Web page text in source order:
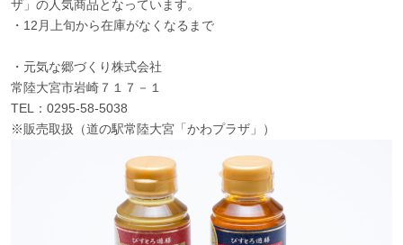
ザ」の人気商品となっています。
・12月上旬から在庫がなくなるまで
・元気な郷づくり株式会社
常陸大宮市岩崎７１７－１
TEL：0295-58-5038
※販売取扱（道の駅常陸大宮「かわプラザ」）